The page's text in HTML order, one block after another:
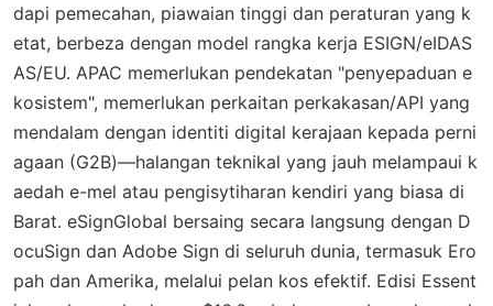
dapi pemecahan, piawaian tinggi dan peraturan yang k
etat, berbeza dengan model rangka kerja ESIGN/eIDAS
AS/EU. APAC memerlukan pendekatan "penyepaduan e
kosistem", memerlukan perkaitan perkakasan/API yang
mendalam dengan identiti digital kerajaan kepada perni
agaan (G2B)—halangan teknikal yang jauh melampaui k
aedah e-mel atau pengisytiharan kendiri yang biasa di
Barat. eSignGlobal bersaing secara langsung dengan D
ocuSign dan Adobe Sign di seluruh dunia, termasuk Ero
pah dan Amerika, melalui pelan kos efektif. Edisi Essent